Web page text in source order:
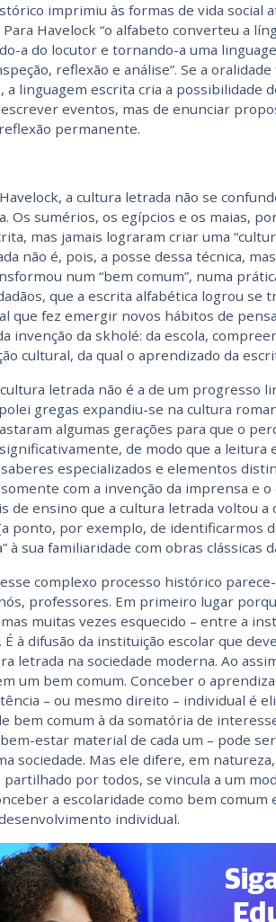
imprimiu às formas de vida social
Havelock “o alfabeto converteu a
a do locutor e tornando-a uma
reflexão e análise”. Se a
a linguagem escrita cria a possibilidade
eventos, mas de enunciar
permanente.
a cultura letrada não se
Os sumérios, os egípcios e os maias,
mas jamais lograram criar uma
não é, pois, a posse dessa técnica,
num “bem comum”, numa
que a escrita alfabética logrou se
que fez emergir novos hábitos de
invenção da skholé: da escola,
cultural, da qual o aprendizado da
letrada não é a de um progresso
gregas expandiu-se na cultura
algumas gerações para que o
de modo que a leitura
especializados e elementos
somente com a invenção da imprensa e
de ensino que a cultura letrada voltou
ponto, por exemplo, de identificarmos
à sua familiaridade com obras clássicas
complexo processo histórico
professores. Em primeiro lugar
muitas vezes esquecido – entre a
à difusão da instituição escolar que
letrada na sociedade moderna. Ao
um bem comum. Conceber o
– ou mesmo direito – individual é
bem comum à da somatória de
estar material de cada um – pode
sociedade. Mas ele difere, em
por todos, se vincula a um
a escolaridade como bem comum
individual.